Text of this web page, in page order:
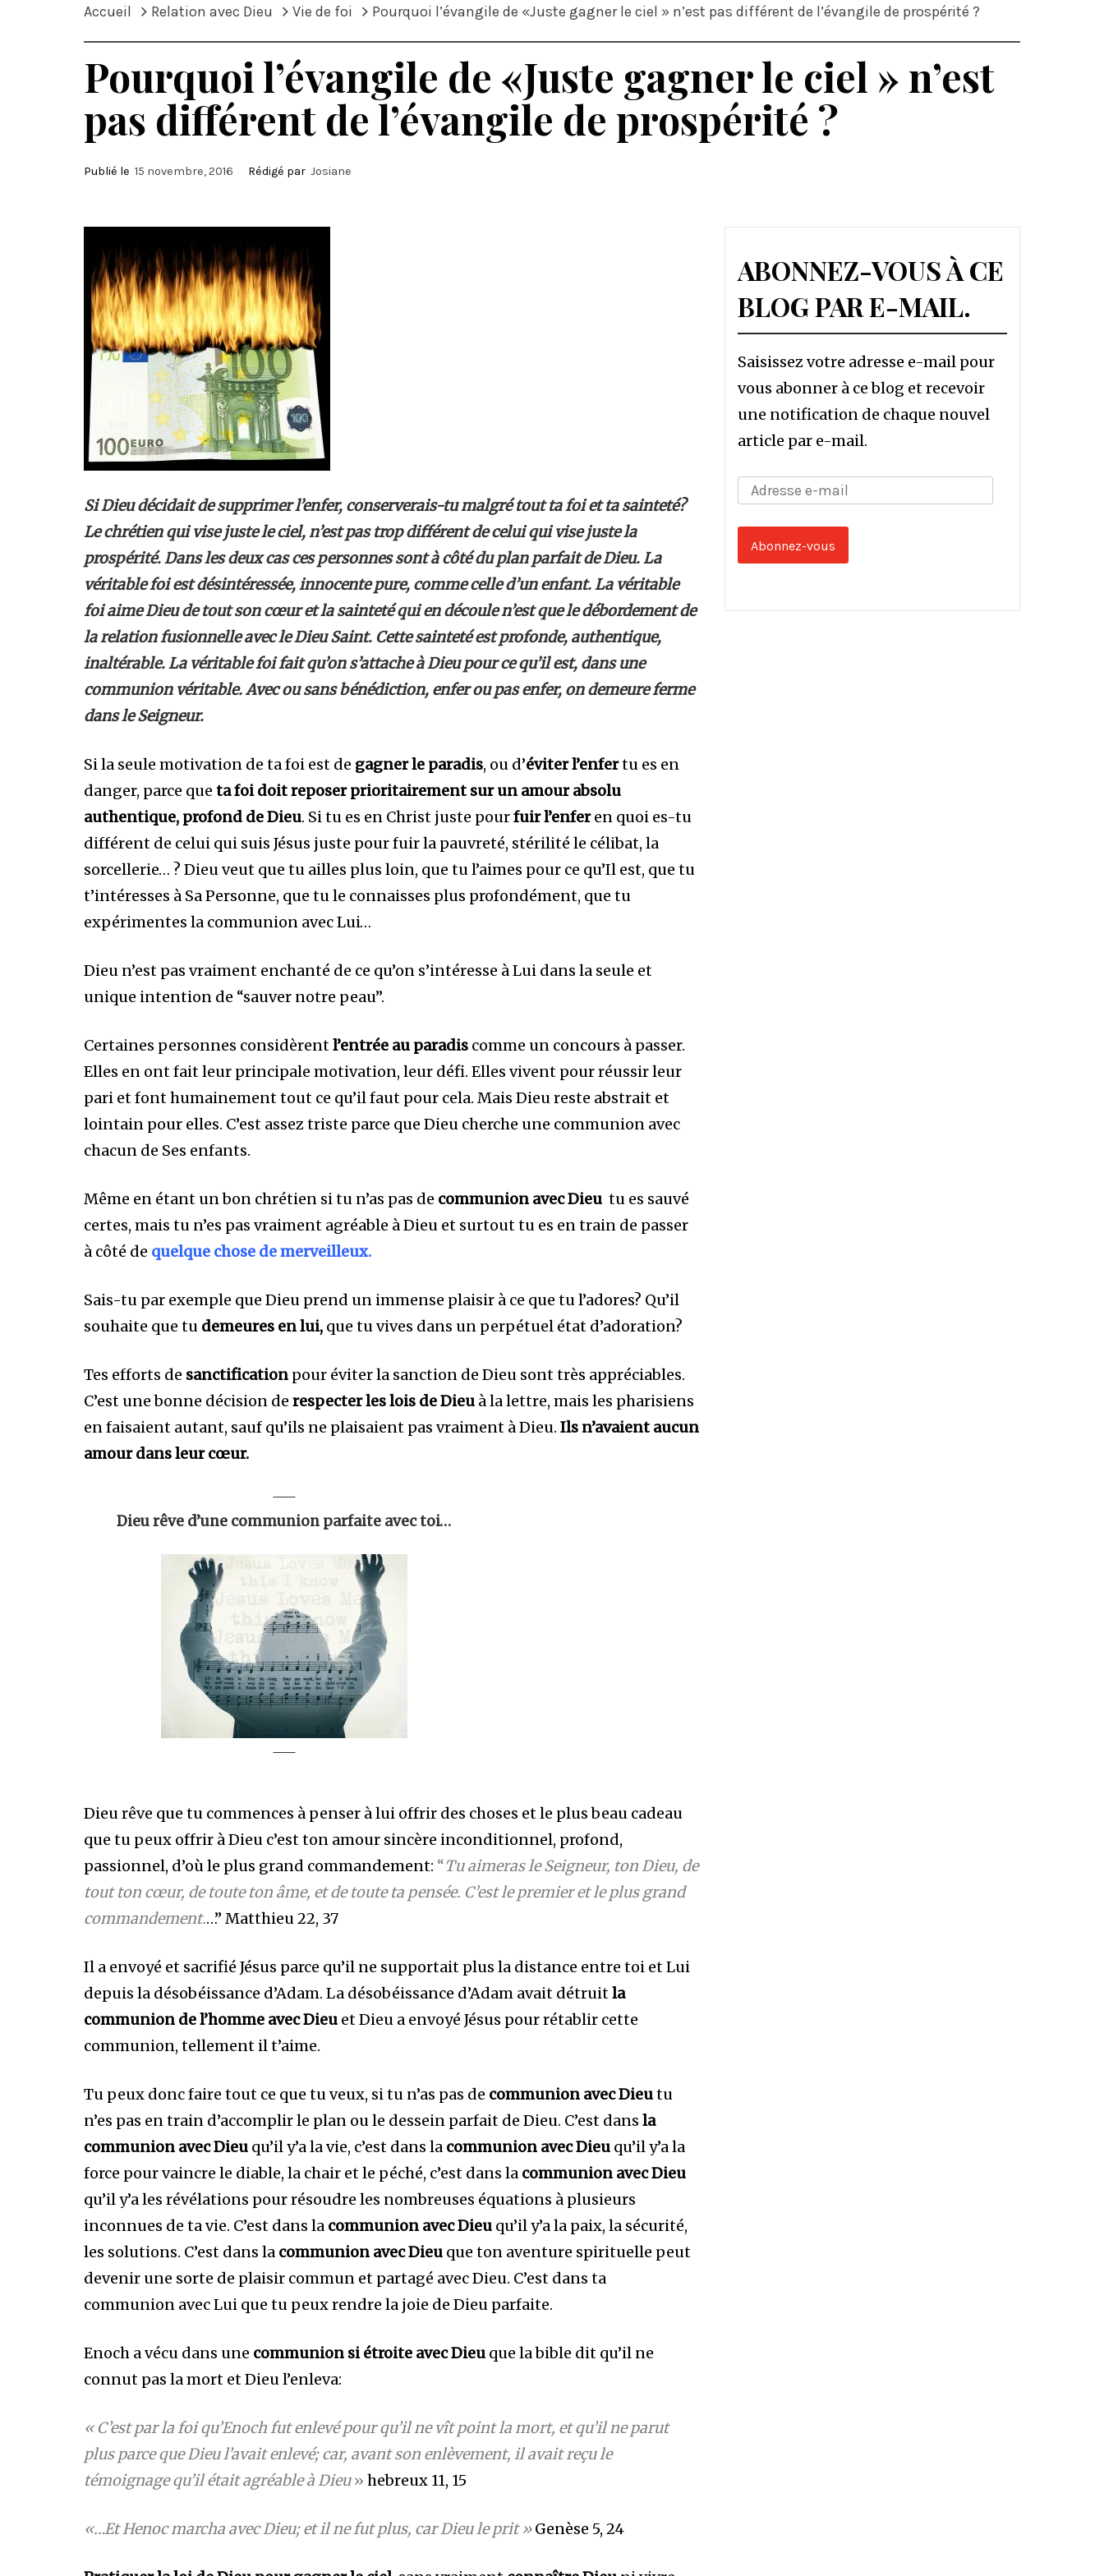
Accueil Relation avec Dieu Vie de foi Pourquoi l’évangile de «Juste gagner le ciel » n’est pas différent de l’évangile de prospérité ?
Pourquoi l’évangile de «Juste gagner le ciel » n’est
pas différent de l’évangile de prospérité ?
Publié le 15 novembre, 2016 Rédigé par Josiane
Si Dieu décidait de supprimer l’enfer, conserverais-tu malgré tout ta foi et ta sainteté?
Le chrétien qui vise juste le ciel, n’est pas trop différent de celui qui vise juste la
prospérité. Dans les deux cas ces personnes sont à côté du plan parfait de Dieu.La
véritable foi est désintéressée, innocente pure, comme celle d’un enfant. La véritable
foi aime Dieu de tout son cœur et la sainteté qui en découle n’est que le débordement de
la relation fusionnelle avec le Dieu Saint. Cette sainteté est profonde, authentique,
inaltérable. La véritable foi fait qu’on s’attache à Dieu pour ce qu’il est, dans une
communion véritable. Avec ou sans bénédiction, enfer ou pas enfer, on demeure ferme
dans le Seigneur.
Si la seule motivation de ta foi est de gagner le paradis, ou d’éviter l’enfertu es en
danger, parce que ta foi doit reposer prioritairement sur un amour absolu
authentique, profond de Dieu. Si tu es en Christ juste pourfuir l’enferen quoi es-tu
différent de celui qui suis Jésus juste pour fuir la pauvreté, stérilité le célibat, la
sorcellerie… ? Dieu veut que tu ailles plus loin, que tu l’aimes pour ce qu’Il est, que tu
t’intéresses à Sa Personne, que tu le connaisses plus profondément, que tu
expérimentes la communion avec Lui…
Dieu n’est pas vraiment enchanté de ce qu’on s’intéresse à Lui dans la seule et
unique intention de “sauver notre peau”.
Certaines personnes considèrentl’entrée au paradis comme un concours à passer.
Elles en ont fait leur principale motivation, leur défi. Elles vivent pour réussir leur
pari et font humainement tout ce qu’il faut pour cela. Mais Dieu reste abstrait et
lointain pour elles. C’est assez triste parce que Dieu cherche une communion avec
chacun de Ses enfants.
Même en étant un bon chrétien si tu n’as pas de communion avec Dieu tu es sauvé
certes, mais tu n’es pas vraiment agréable à Dieu et surtout tu es en train de passer
à côté de quelque chose de merveilleux.
Sais-tu par exemple que Dieu prend un immense plaisir à ce que tu l’adores? Qu’il
souhaite que tu demeures en lui, que tu vives dans un perpétuel état d’adoration?
Tes efforts de sanctification pour éviter la sanction de Dieu sont très appréciables.
C’est une bonne décision de respecter les lois de Dieu à la lettre, mais les pharisiens
en faisaient autant, sauf qu’ils ne plaisaient pas vraiment à Dieu. Ils n’avaient aucun
amour dans leur cœur.
Dieu rêve d’une communion parfaite avec toi…
Dieu rêve que tu commences à penser à lui offrir des choses et le plus beau cadeau
que tu peux offrir à Dieu c’est ton amour sincère inconditionnel, profond,
passionnel, d’où le plus grand commandement: “Tu aimeras le Seigneur, ton Dieu, de
tout ton cœur, de toute ton âme, et de toute ta pensée. C’est le premier et le plus grand
commandement.…” Matthieu 22, 37
Il a envoyé et sacrifié Jésus parce qu’il ne supportait plus la distance entre toi et Lui
depuis la désobéissance d’Adam. La désobéissance d’Adam avait détruitla
communion de l’homme avec Dieu et Dieu a envoyé Jésus pour rétablir cette
communion, tellement il t’aime.
Tu peux donc faire tout ce que tu veux, si tu n’as pas de communion avec Dieutu
n’es pas en train d’accomplir le plan ou le dessein parfait de Dieu. C’est dans la
communion avec Dieu qu’il y’a la vie, c’est dans la communion avec Dieu qu’il y’a la
force pour vaincre le diable, la chair et le péché, c’est dans la communion avec Dieu
qu’il y’a les révélations pour résoudre les nombreuses équations à plusieurs
inconnues de ta vie. C’est dans la communion avec Dieu qu’il y’a la paix, la sécurité,
les solutions. C’est dans la communion avec Dieu que ton aventure spirituelle peut
devenir une sorte de plaisir commun et partagé avec Dieu. C’est dans ta
communion avec Lui que tu peux rendre la joie de Dieu parfaite.
Enoch a vécu dans une communion si étroite avec Dieu que la bible dit qu’il ne
connut pas la mort et Dieu l’enleva:
« C’est par la foi qu’Enoch fut enlevé pour qu’il ne vît point la mort, et qu’il ne parut
plus parce que Dieu l’avait enlevé; car, avant son enlèvement, il avait reçu le
témoignage qu’il était agréable à Dieu» hebreux 11, 15
«…Et Henoc marcha avec Dieu; et il ne fut plus, car Dieu le prit » Genèse 5, 24
ABONNEZ-VOUS À CE
BLOG PAR E-MAIL.
Saisissez votre adresse e-mail pour
vous abonner à ce blog et recevoir
une notification de chaque nouvel
article par e-mail.
Adresse
mail
Abonnez-vous